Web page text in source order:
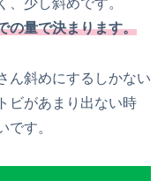
、少し斜めです。
の量で決まります。
ん斜めにするしかない
ビがあまり出ない時
です。